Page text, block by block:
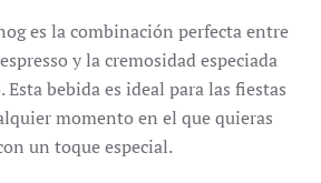
es la combinación perfecta entre
y la cremosidad especiada
Esta bebida es ideal para las fiestas
momento en el que quieras
un toque especial.